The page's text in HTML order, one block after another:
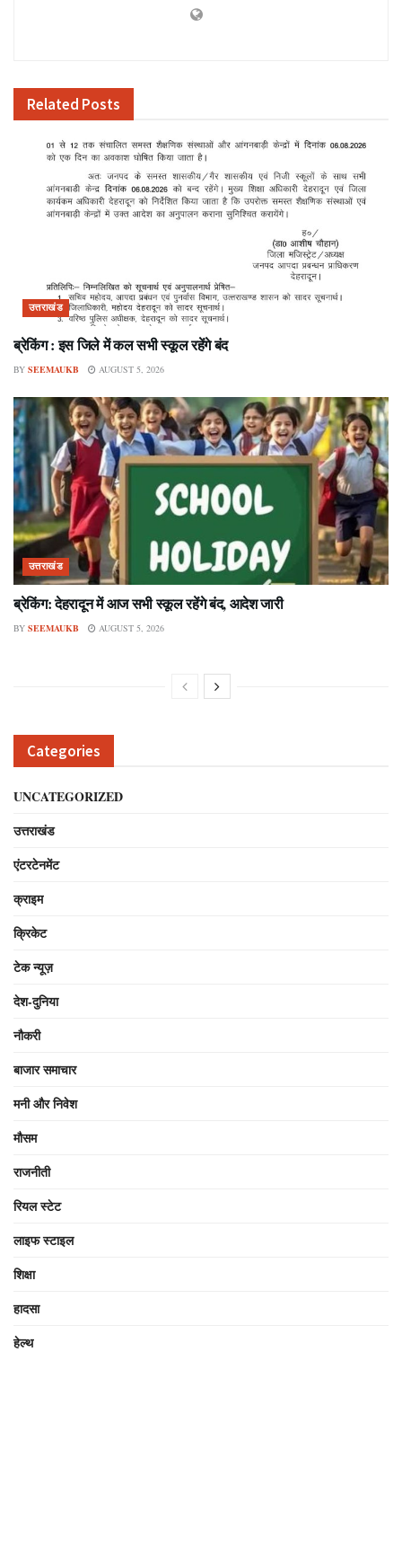
Related Posts
उत्तराखंड
ब्रेकिंग : इस जिले में कल सभी स्कूल रहेंगे बंद
BY SEEMAUKB AUGUST 5, 2026
उत्तराखंड
ब्रेकिंग: देहरादून में आज सभी स्कूल रहेंगे बंद, आदेश जारी
BY SEEMAUKB AUGUST 5, 2026
Categories
UNCATEGORIZED
उत्तराखंड
एंटरटेनमेंट
क्राइम
क्रिकेट
टेक न्यूज़
देश-दुनिया
नौकरी
बाजार समाचार
मनी और निवेश
मौसम
राजनीती
रियल स्टेट
लाइफ स्टाइल
शिक्षा
हादसा
हेल्थ